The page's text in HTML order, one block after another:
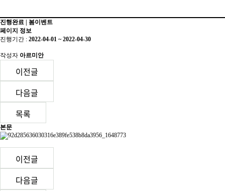
진행완료 | 봄이벤트
페이지 정보
진행기간 : 2022-04-01 ~ 2022-04-30
작성자 아르미안
이전글
다음글
목록
본문
이전글
다음글